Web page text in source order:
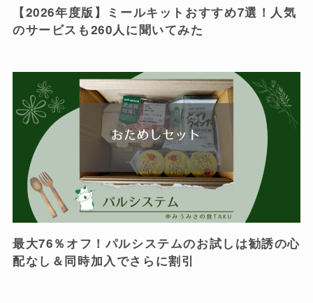
【2026年度版】ミールキットおすすめ7選！人気
のサービスも260人に聞いてみた
最大76％オフ！パルシステムのお試しは勧誘の心
配なし＆同時加入でさらに割引